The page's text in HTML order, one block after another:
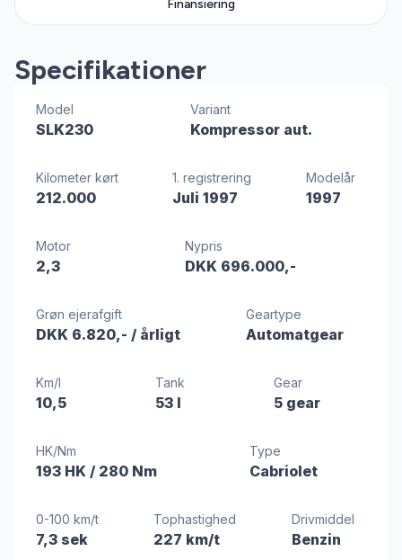
Finansiering
Specifikationer
Model
SLK230
Variant
Kompressor aut.
Kilometer kørt
212.000
1. registrering
Juli 1997
Modelår
1997
Motor
2,3
Nypris
DKK 696.000,-
Grøn ejerafgift
DKK 6.820,- / årligt
Geartype
Automatgear
Km/l
10,5
Tank
53 l
Gear
5 gear
HK/Nm
193 HK / 280 Nm
Type
Cabriolet
0-100 km/t
7,3 sek
Tophastighed
227 km/t
Drivmiddel
Benzin